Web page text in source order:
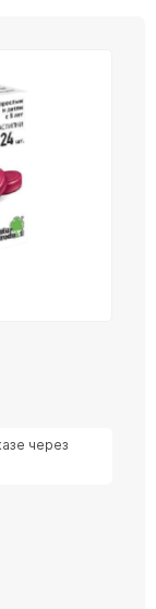
через